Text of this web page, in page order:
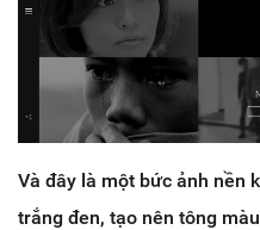
Và đây là một bức ảnh nền
trắng đen, tạo nên tông